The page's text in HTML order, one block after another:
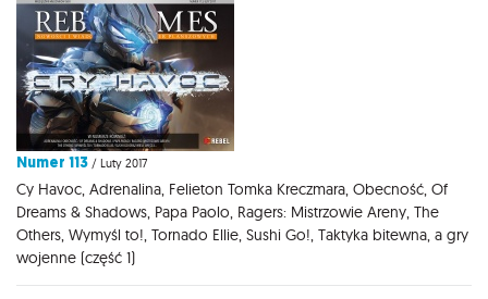
Numer 113 / Luty 2017
Cy Havoc, Adrenalina, Felieton Tomka Kreczmara, Obecność, Of
Dreams & Shadows, Papa Paolo, Ragers: Mistrzowie Areny, The
Others, Wymyśl to!, Tornado Ellie, Sushi Go!, Taktyka bitewna, a gry
wojenne (część 1)